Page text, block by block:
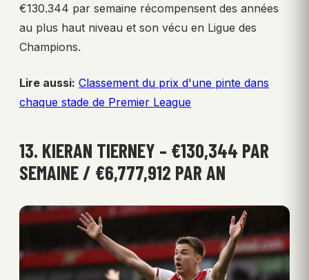
€130.344 par semaine récompensent des années
au plus haut niveau et son vécu en Ligue des
Champions.
Lire aussi: Classement du prix d'une pinte dans
chaque stade de Premier League
13. KIERAN TIERNEY – €130,344 PAR
SEMAINE / €6,777,912 PAR AN